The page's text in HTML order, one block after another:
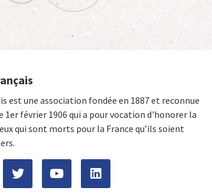
est une association fondée en 1887 et reconnue
1er février 1906 qui a pour vocation d'honorer la
qui sont morts pour la France qu’ils soient